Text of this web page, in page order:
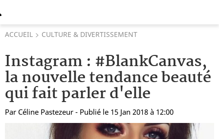
ACCUEIL CULTURE & DIVERTISSEMENT
Instagram : #BlankCanvas,
la nouvelle tendance beauté
qui fait parler d'elle
Par Céline Pastezeur - Publié le 15 Jan 2018 à 12:00